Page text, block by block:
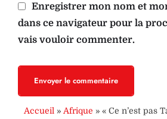
Enregistrer mon nom et
dans ce navigateur pour la
vais vouloir commenter.
Envoyer le commentaire
Accueil » Afrique » « Ce n’est pas